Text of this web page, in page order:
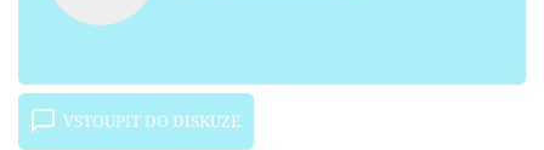
VSTOUPIT DO DISKUZE